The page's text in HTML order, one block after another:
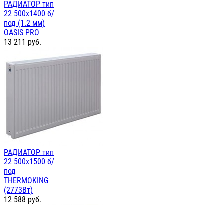
РАДИАТОР тип
22 500х1400 б/
под (1.2 мм)
OASIS PRO
13 211 руб.
РАДИАТОР тип
22 500х1500 б/
под
THERMOKING
(2773Вт)
12 588 руб.